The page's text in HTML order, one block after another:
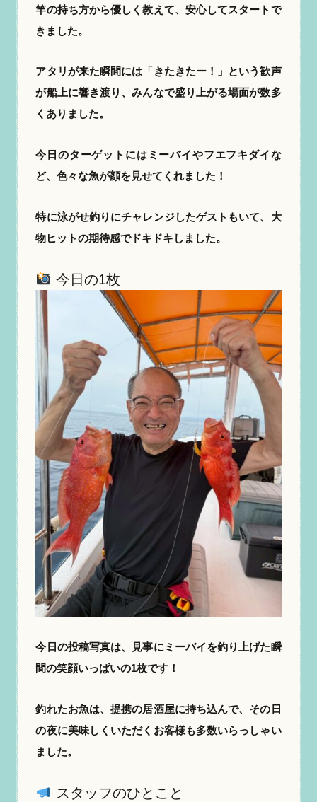
竿の持ち方から優しく教えて、安心してスタートで
きました。
アタリが来た瞬間には「きたきたー！」という歓声
が船上に響き渡り、みんなで盛り上がる場面が数多
くありました。
今日のターゲットにはミーバイやフエフキダイな
ど、色々な魚が顔を見せてくれました！
特に泳がせ釣りにチャレンジしたゲストもいて、大
物ヒットの期待感でドキドキしました。
今日の1枚
今日の投稿写真は、見事にミーバイを釣り上げた瞬
間の笑顔いっぱいの1枚です！
釣れたお魚は、提携の居酒屋に持ち込んで、その日
の夜に美味しくいただくお客様も多数いらっしゃい
ました。
スタッフのひとこと